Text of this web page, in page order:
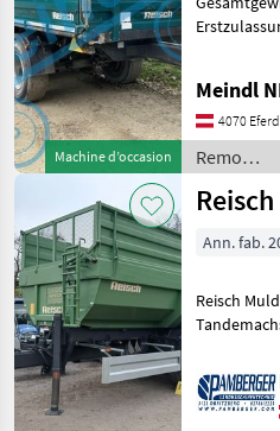
180
MARKETPLACE
Marketplace
Offres des
distributeurs
Machine d’occasion
bennes
Meindl
4070
/ Reisch
Ann. fab.
Reisch
Stützfuß
Essieu